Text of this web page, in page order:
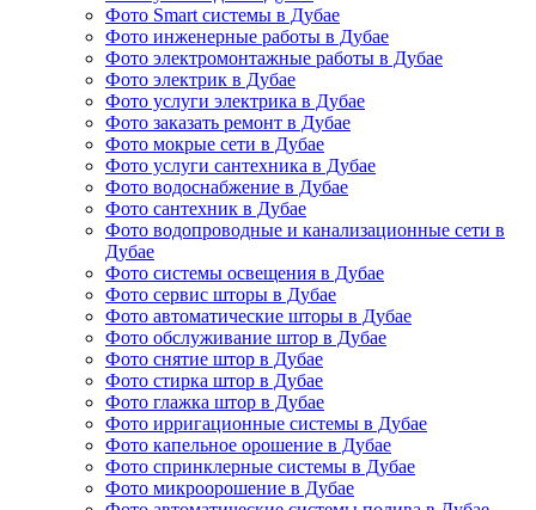
Фото Smart системы в Дубае
Фото инженерные работы в Дубае
Фото электромонтажные работы в Дубае
Фото электрик в Дубае
Фото услуги электрика в Дубае
Фото заказать ремонт в Дубае
Фото мокрые сети в Дубае
Фото услуги сантехника в Дубае
Фото водоснабжение в Дубае
Фото сантехник в Дубае
Фото водопроводные и канализационные сети в
Дубае
Фото системы освещения в Дубае
Фото сервис шторы в Дубае
Фото автоматические шторы в Дубае
Фото обслуживание штор в Дубае
Фото снятие штор в Дубае
Фото стирка штор в Дубае
Фото глажка штор в Дубае
Фото ирригационные системы в Дубае
Фото капельное орошение в Дубае
Фото спринклерные системы в Дубае
Фото микроорошение в Дубае